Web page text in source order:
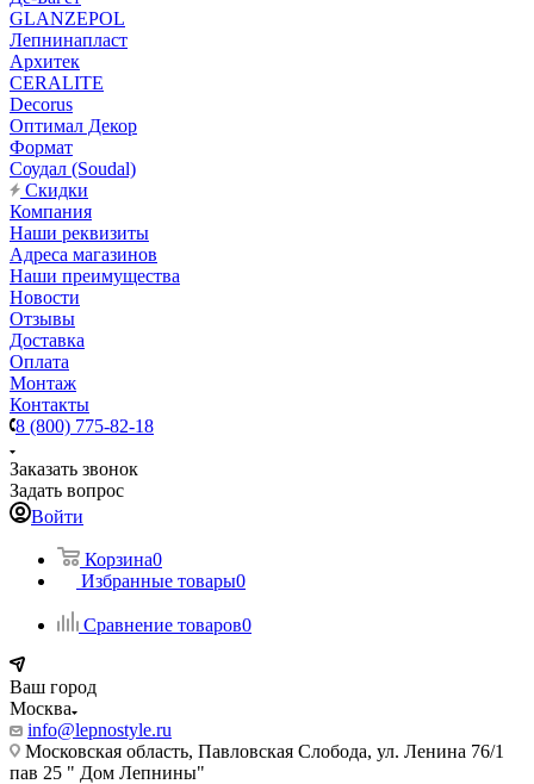
GLANZEPOL
Лепнинапласт
Архитек
CERALITE
Decorus
Оптимал Декор
Формат
Соудал (Soudal)
Скидки
Компания
Наши реквизиты
Адреса магазинов
Наши преимущества
Новости
Отзывы
Доставка
Оплата
Монтаж
Контакты
8 (800) 775-82-18
Заказать звонок
Задать вопрос
Войти
Корзина0
Избранные товары0
Сравнение товаров0
Ваш город
Москва
info@lepnostyle.ru
Московская область, Павловская Слобода, ул. Ленина 76/1
пав 25 " Дом Лепнины"